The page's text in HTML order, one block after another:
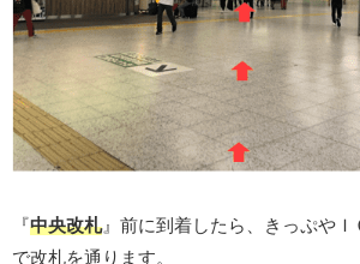
『中央改札』前に到着したら、きっぷや
で改札を通ります。